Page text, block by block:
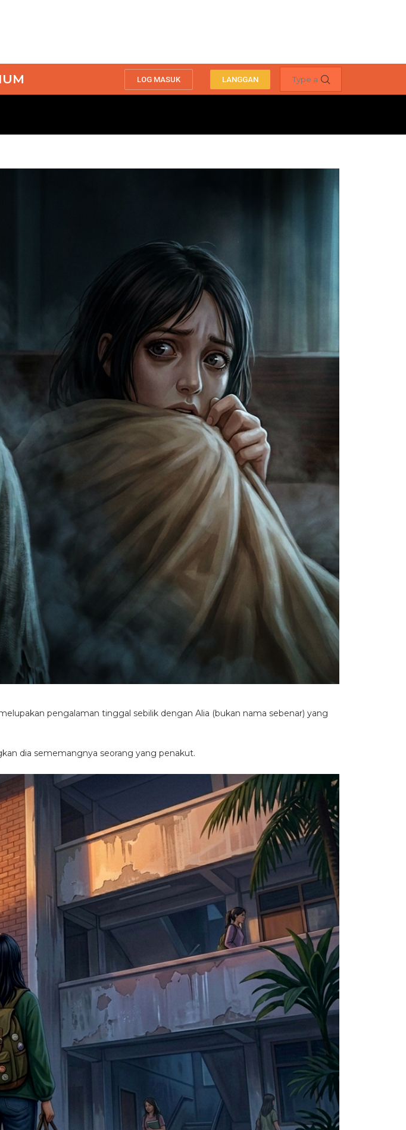
LOG MASUK LANGGAN
pengalaman tinggal sebilik dengan Alia (bukan nama sebenar) yang
dia sememangnya seorang yang penakut.